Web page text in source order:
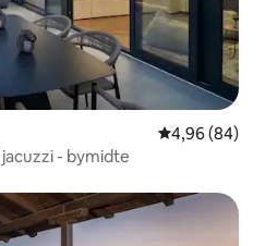
4,96 ud af 5 i
4,96 (84)
- bymidte